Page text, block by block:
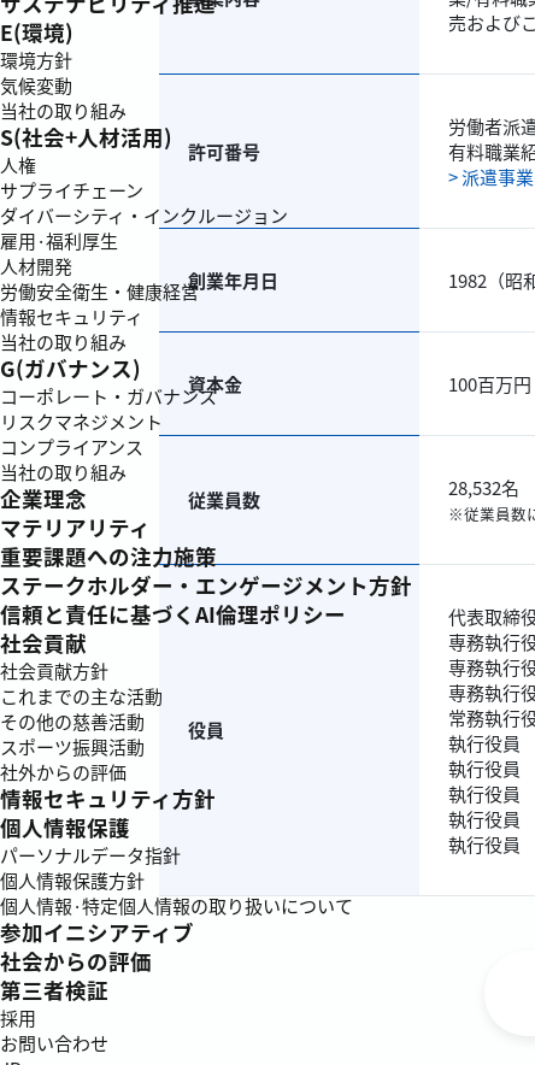
E(環境)
環境方針
気候変動
当社の取り組み
S(社会+人材活用)
人権
サプライチェーン
ダイバーシティ・インクルージョン
雇用·福利厚生
人材開発
労働安全衛生・健康経営
情報セキュリティ
当社の取り組み
G(ガバナンス)
コーポレート・ガバナンス
リスクマネジメント
コンプライアンス
当社の取り組み
企業理念
マテリアリティ
重要課題への注力施策
ステークホルダー・エンゲージメント方針
信頼と責任に基づくAI倫理ポリシー
社会貢献
社会貢献方針
これまでの主な活動
その他の慈善活動
スポーツ振興活動
社外からの評価
情報セキュリティ方針
個人情報保護
パーソナルデータ指針
個人情報保護方針
個人情報·特定個人情報の取り扱いについて
参加イニシアティブ
社会からの評価
第三者検証
採用
お問い合わせ
売および
許可番号
労働者派
有料職業
> 派遣事
創業年月日 1982（昭
資本金 100百万円
従業員数 28,532名
※従業員数
役員
代表取締
専務執行
専務執行
専務執行
常務執行
執行役員
執行役員
執行役員
執行役員
執行役員